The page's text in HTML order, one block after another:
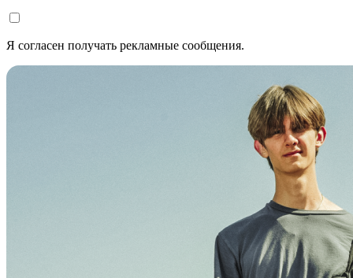
Я согласен получать рекламные сообщения.